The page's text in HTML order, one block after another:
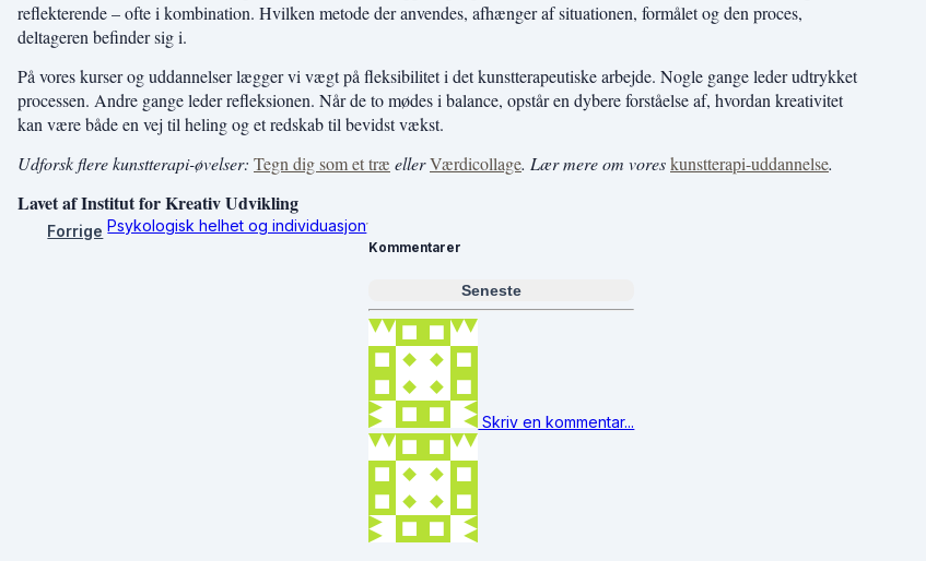
reflekterende – ofte i kombination. Hvilken metode der anvendes, afhænger af situationen, formålet og den proces,
deltageren befinder sig i.
På vores kurser og uddannelser lægger vi vægt på fleksibilitet i det kunstterapeutiske arbejde. Nogle gange leder udtrykket
processen. Andre gange leder refleksionen. Når de to mødes i balance, opstår en dybere forståelse af, hvordan kreativitet
kan være både en vej til heling og et redskab til bevidst vækst.
Udforsk flere kunstterapi-øvelser: Tegn dig som et træ ellerVærdicollage. Lær mere om voreskunstterapi-uddannelse.
Lavet af Institut for Kreativ Udvikling
Forrige Psykologisk helhet og individuasjon
Kommentarer
Seneste
Skriv en kommentar...